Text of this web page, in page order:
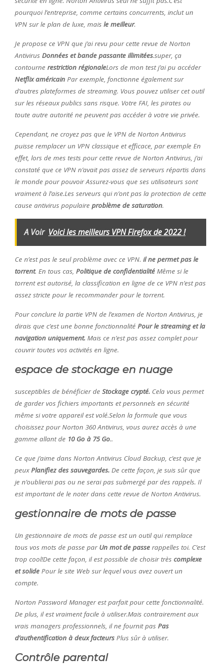
pourquoi l’entreprise, comme certains concurrents, inclut un
VPN sur le plan de luxe, mais le meilleur.
Je propose ce VPN que j’ai revu pour cette revue de Norton
Antivirus Données et bande passante illimitées.super, ça
contourne restriction régionaleLors de mon test j’ai pu accéder
Netflix américain Par exemple, fonctionne également sur
d’autres plateformes de streaming. Vous pouvez utiliser cet outil
sur les réseaux publics sans risque. Votre FAI, les pirates ou
toute autre autorité ne peuvent pas accéder à votre vie privée.
Cependant, ne croyez pas que le VPN de Norton Antivirus
puisse remplacer un VPN classique et efficace, par exemple En
effet, lors de mes tests pour cette revue de Norton Antivirus, j’ai
constaté que ce VPN n’avait pas assez de serveurs répartis dans
le monde pour pouvoir Assurez-vous que ses utilisateurs sont
vraiment à l’aise.Les serveurs qui n’ont pas la protection de cette
cause antivirus populaire problème de saturation.
A Voir Voici les meilleurs VPN Firefox de 2022 !
Ce n’est pas le seul problème avec ce VPN. il ne permet pas le
torrent. En tous cas, Politique de confidentialité Même si le
torrent est autorisé, la classification en ligne de ce VPN n’est pas
assez stricte pour le recommander pour le torrent.
Pour conclure la partie VPN de l’examen de Norton Antivirus, je
dirais que c’est une bonne fonctionnalité Pour le streaming et la
navigation uniquement. Mais ce n’est pas assez complet pour
couvrir toutes vos activités en ligne.
espace de stockage en nuage
susceptibles de bénéficier de Stockage crypté. Cela vous permet
de garder vos fichiers importants et personnels en sécurité
même si votre appareil est volé.Selon la formule que vous
choisissez pour Norton 360 Antivirus, vous aurez accès à une
gamme allant de 10 Go à 75 Go..
Ce que j’aime dans Norton Antivirus Cloud Backup, c’est que je
peuxPlanifiez des sauvegardes. De cette façon, je suis sûr que
je n’oublierai pas ou ne serai pas submergé par des rappels. Il
est important de le noter dans cette revue de Norton Antivirus.
gestionnaire de mots de passe
Un gestionnaire de mots de passe est un outil qui remplace
tous vos mots de passe par Un mot de passe rappelles toi. C’est
trop cool!De cette façon, il est possible de choisir très complexe
et solide Pour le site Web sur lequel vous avez ouvert un
compte.
Norton Password Manager est parfait pour cette fonctionnalité.
De plus, il est vraiment facile à utiliser.Mais contrairement aux
vrais managers professionnels, il ne fournit pas Pas
d’authentification à deux facteurs Plus sûr à utiliser.
Contrôle parental